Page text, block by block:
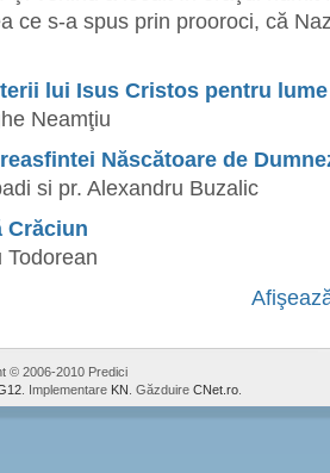
ce s-a spus prin prooroci, că
lui Isus Cristos pentru lume
Neamţiu
Născătoare de
si pr. Alexandru Buzalic
Crăciun
© 2006-2010 Predici
. Implementare KN . Găzduire CNet.ro